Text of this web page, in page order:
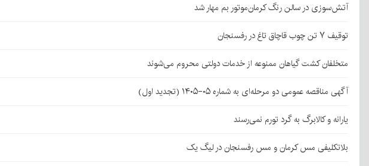
آتش‌سوزی در سالن رنگ کرمان‌موتور بم مهار شد
توقیف ۷ تن چوب قاچاق تاغ در رفسنجان
متخلفان کشت گیاهان ممنوعه از خدمات دولتی محروم می‌شوند
آگهی مناقصه عمومی دو مرحله‌ای به شماره ۰۵-۱۴۰۵ (تجدید اول)
یارانه و کالابرگ به گرد تورم نمی‌رسند
بلاتکلیفی مس کرمان و مس رفسنجان در لیگ یک